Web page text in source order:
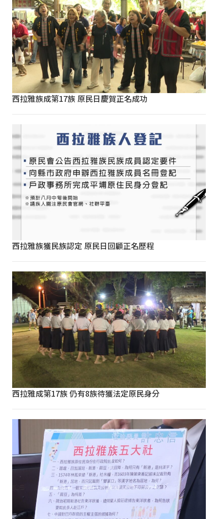
西拉雅族成第17族 原民日慶賀正名成功
西拉雅族獲民族認定 原民日回顧正名歷程
西拉雅成第17族 仍有8族待獲法定原民身分